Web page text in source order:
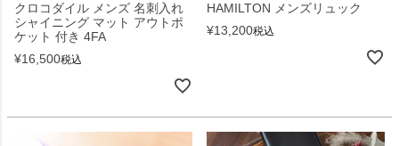
クロコダイル メンズ 名刺入れ
シャイニング マット アウトポ
ケット 付き 4FA
¥16,500税込
HAMILTON メンズリュック
¥13,200税込